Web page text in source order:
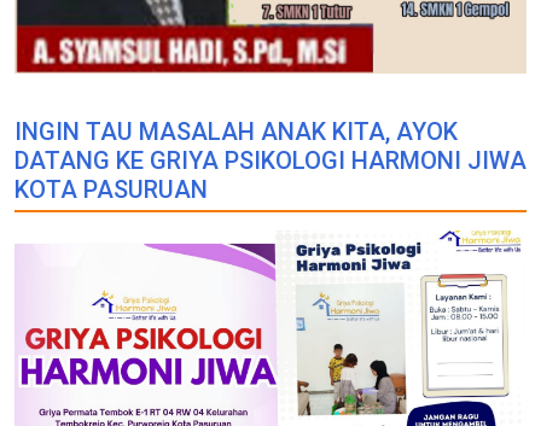
INGIN TAU MASALAH ANAK KITA, AYOK
DATANG KE GRIYA PSIKOLOGI HARMONI JIWA
KOTA PASURUAN